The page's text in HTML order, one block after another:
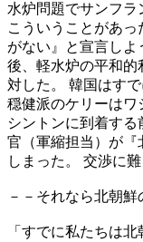
水炉問題でサンフラ
こういうことがあ
がない』と宣言し
後、軽水炉の平和的
対した。 韓国はす
穏健派のケリーはワ
シントンに到着す
官（軍縮担当）が『
しまった。 交渉に
－－それなら北朝鮮
「すでに私たちは